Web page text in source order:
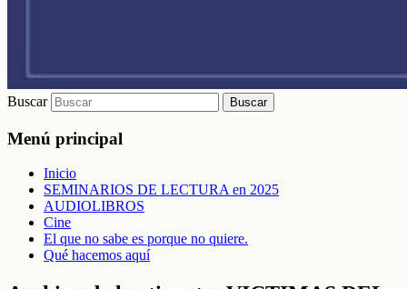
Buscar
Menú principal
Inicio
SEMINARIOS DE LECTURA en 2025
AUDIOLIBROS
Cine
El que no sabe es porque no quiere.
Qué hacemos aquí